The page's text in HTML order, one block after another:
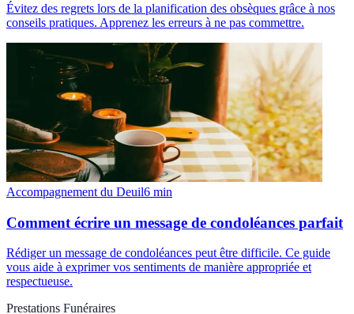
Évitez des regrets lors de la planification des obsèques grâce à nos
conseils pratiques. Apprenez les erreurs à ne pas commettre.
Accompagnement du Deuil6 min
Comment écrire un message de condoléances parfait
Rédiger un message de condoléances peut être difficile. Ce guide
vous aide à exprimer vos sentiments de manière appropriée et
respectueuse.
Prestations Funéraires